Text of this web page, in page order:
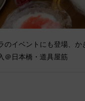
のイベントにも登場、か
＠日本橋・道具屋筋